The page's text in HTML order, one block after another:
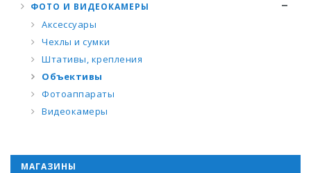
ФОТО И ВИДЕОКАМЕРЫ
Аксессуары
Чехлы и сумки
Штативы, крепления
Объективы
Фотоаппараты
Видеокамеры
МАГАЗИНЫ